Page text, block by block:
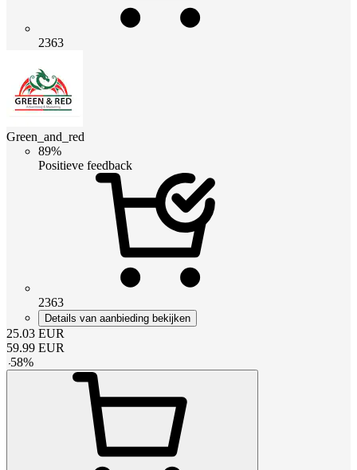
2363
Green_and_red
89%
Positieve feedback
2363
Details van aanbieding bekijken
25.03 EUR
59.99 EUR
-58%